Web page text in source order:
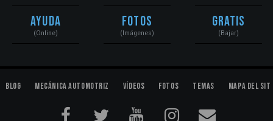
Ayuda
(Online)
Fotos
(Imágenes)
Gratis
(Bajar)
Blog Mecánica Automotriz Vídeos Fotos Temas Mapa del